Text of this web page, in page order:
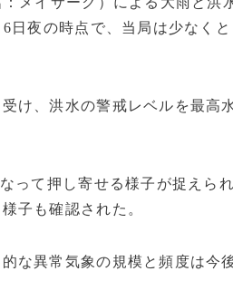
日夜の時点で、当局は少なく
け、洪水の警戒レベルを最高
って押し寄せる様子が捉えら
子も確認された。
な異常気象の規模と頻度は今